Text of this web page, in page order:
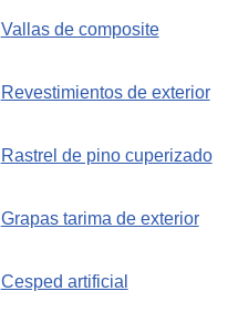
Vallas de composite
Revestimientos de exterior
Rastrel de pino cuperizado
Grapas tarima de exterior
Cesped artificial